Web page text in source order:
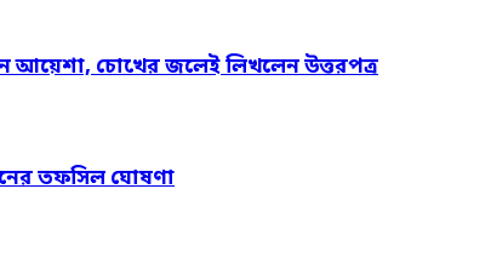
আয়েশা, চোখের জলেই লিখলেন উত্তরপত্র
তফসিল ঘোষণা